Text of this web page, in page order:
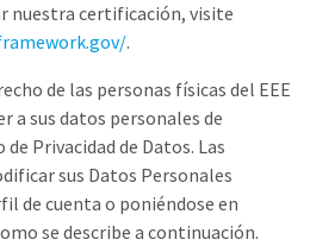
nuestra certificación, visite
.
de las personas físicas del EEE
a sus datos personales de
Privacidad de Datos. Las
sus Datos Personales
de cuenta o poniéndose en
se describe a continuación.